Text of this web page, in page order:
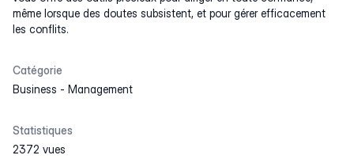
même lorsque des doutes subsistent, et pour gérer efficacement
les conflits.
Catégorie
Business - Management
Statistiques
2372 vues